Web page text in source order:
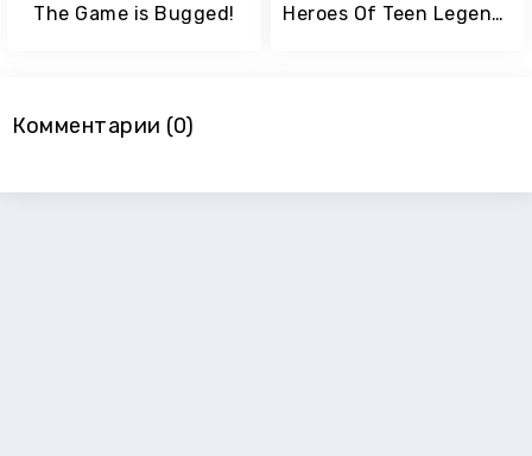
The Game is Bugged! Heroes Of Teen Legend: Endless Fighting RPG Game
Комментарии (0)